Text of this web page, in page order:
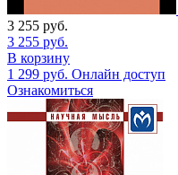
3 255 руб.
3 255 руб.
В корзину
1 299 руб. Онлайн доступ
Ознакомиться